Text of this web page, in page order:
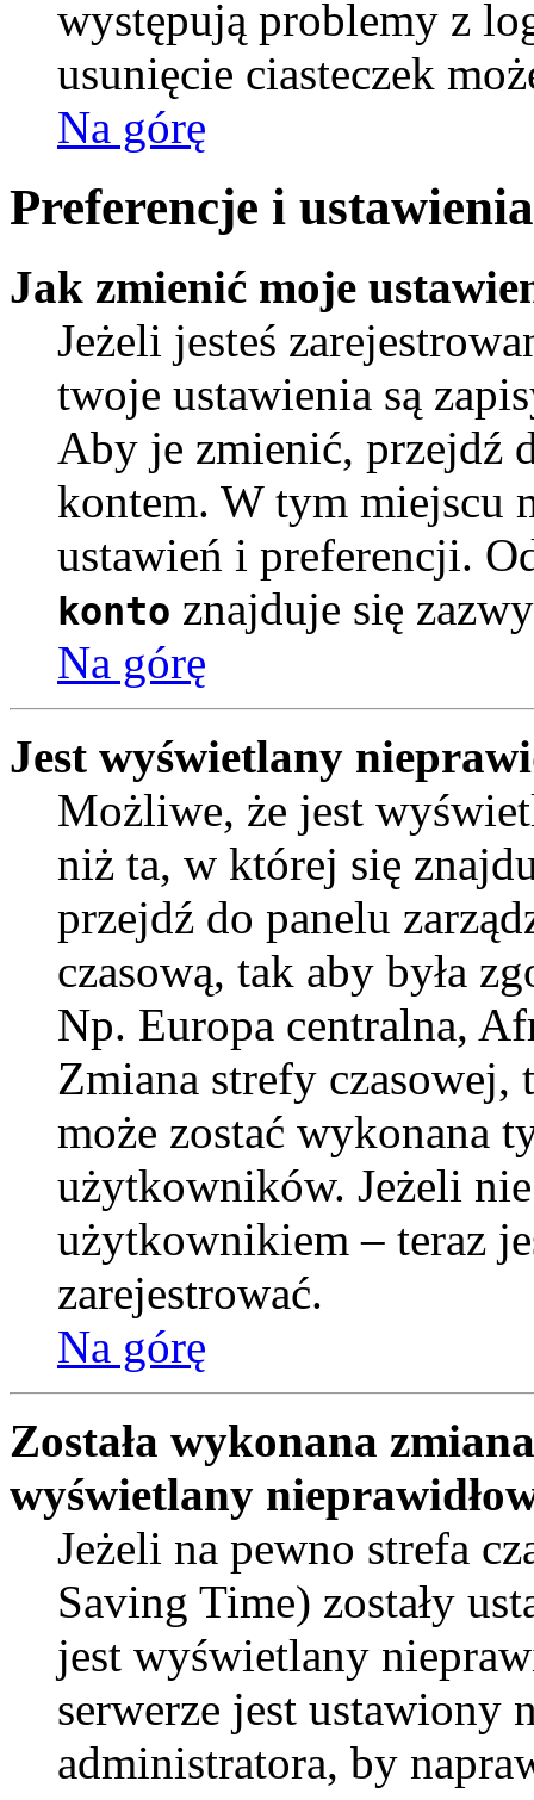
występują problemy z
usunięcie ciasteczek
Na górę
Preferencje i
Jak zmienić moje
Jeżeli jesteś
twoje ustawienia są
Aby je zmienić, przejdź
kontem. W tym miejscu
ustawień i preferencji.
konto znajduje się
Na górę
Jest wyświetlany
Możliwe, że jest
niż ta, w której się
przejdź do panelu
czasową, tak aby była
Np. Europa centralna,
Zmiana strefy
może zostać wykonana
użytkowników. Jeżeli
użytkownikiem – teraz
zarejestrować.
Na górę
Została wykonana
wyświetlany
Jeżeli na pewno strefa
Saving Time) zostały
jest wyświetlany
serwerze jest ustawiony
administratora, by